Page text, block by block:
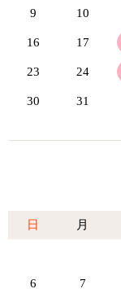
9 10
16 17
23 24
30 31
日 月
6 7